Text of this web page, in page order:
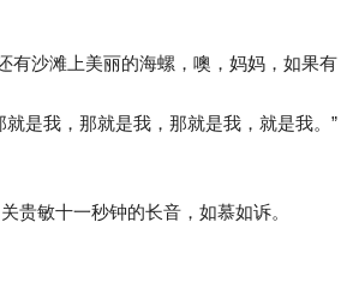
有沙滩上美丽的海螺，噢，妈妈，如果有
是我，那就是我，那就是我，就是我。”
贵敏十一秒钟的长音，如慕如诉。